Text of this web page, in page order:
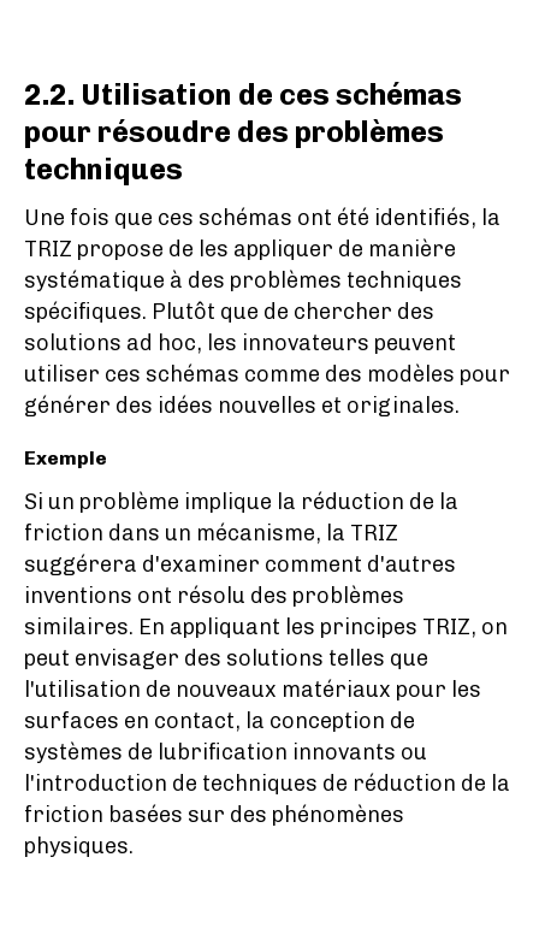
2.2. Utilisation de ces schémas
pour résoudre des problèmes
techniques
Une fois que ces schémas ont été identifiés, la
TRIZ propose de les appliquer de manière
systématique à des problèmes techniques
spécifiques. Plutôt que de chercher des
solutions ad hoc, les innovateurs peuvent
utiliser ces schémas comme des modèles pour
générer des idées nouvelles et originales.
Exemple
Si un problème implique la réduction de la
friction dans un mécanisme, la TRIZ
suggérera d'examiner comment d'autres
inventions ont résolu des problèmes
similaires. En appliquant les principes TRIZ, on
peut envisager des solutions telles que
l'utilisation de nouveaux matériaux pour les
surfaces en contact, la conception de
systèmes de lubrification innovants ou
l'introduction de techniques de réduction de la
friction basées sur des phénomènes
physiques.